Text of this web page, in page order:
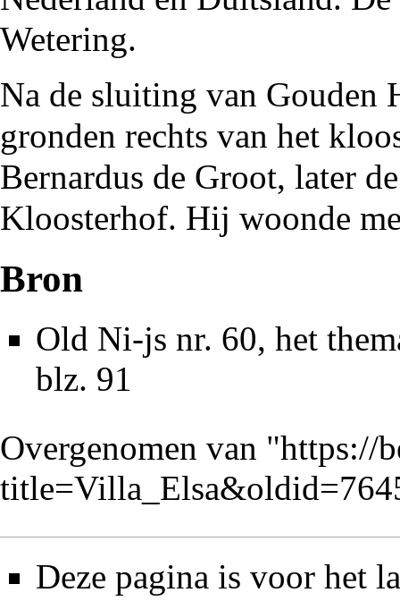
Wetering.
Na de sluiting van Gouden
gronden rechts van het
Bernardus de Groot, later
Kloosterhof. Hij woonde
Bron
Old Ni-js nr. 60, het
blz. 91
Overgenomen van "https://
Deze pagina is voor het